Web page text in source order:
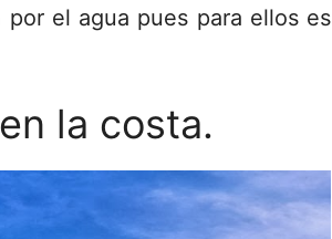
el agua pues para ellos es
la costa.